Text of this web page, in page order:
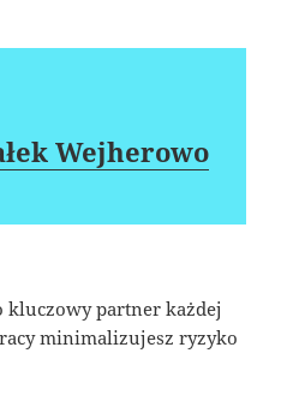
Wejherowo
kluczowy partner każdej
minimalizujesz ryzyko